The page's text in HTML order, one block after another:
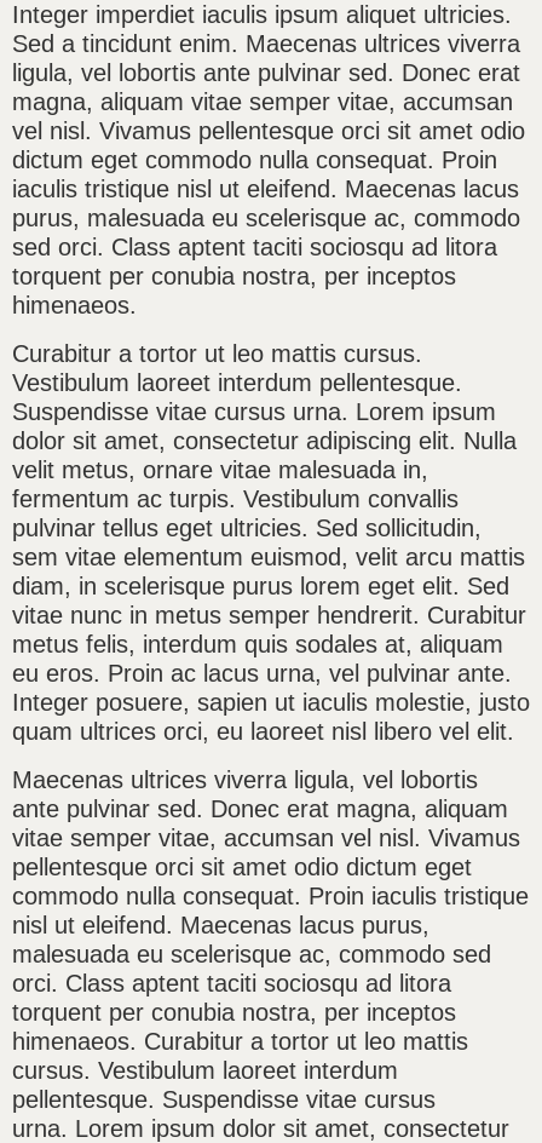
Integer imperdiet iaculis ipsum aliquet ultricies.
Sed a tincidunt enim. Maecenas ultrices viverra
ligula, vel lobortis ante pulvinar sed. Donec erat
magna, aliquam vitae semper vitae, accumsan
vel nisl. Vivamus pellentesque orci sit amet odio
dictum eget commodo nulla consequat. Proin
iaculis tristique nisl ut eleifend. Maecenas lacus
purus, malesuada eu scelerisque ac, commodo
sed orci. Class aptent taciti sociosqu ad litora
torquent per conubia nostra, per inceptos
himenaeos.
Curabitur a tortor ut leo mattis cursus.
Vestibulum laoreet interdum pellentesque.
Suspendisse vitae cursus urna. Lorem ipsum
dolor sit amet, consectetur adipiscing elit. Nulla
velit metus, ornare vitae malesuada in,
fermentum ac turpis. Vestibulum convallis
pulvinar tellus eget ultricies. Sed sollicitudin,
sem vitae elementum euismod, velit arcu mattis
diam, in scelerisque purus lorem eget elit. Sed
vitae nunc in metus semper hendrerit. Curabitur
metus felis, interdum quis sodales at, aliquam
eu eros. Proin ac lacus urna, vel pulvinar ante.
Integer posuere, sapien ut iaculis molestie, justo
quam ultrices orci, eu laoreet nisl libero vel elit.
Maecenas ultrices viverra ligula, vel lobortis
ante pulvinar sed. Donec erat magna, aliquam
vitae semper vitae, accumsan vel nisl. Vivamus
pellentesque orci sit amet odio dictum eget
commodo nulla consequat. Proin iaculis tristique
nisl ut eleifend. Maecenas lacus purus,
malesuada eu scelerisque ac, commodo sed
orci. Class aptent taciti sociosqu ad litora
torquent per conubia nostra, per inceptos
himenaeos. Curabitur a tortor ut leo mattis
cursus. Vestibulum laoreet interdum
pellentesque. Suspendisse vitae cursus
urna. Lorem ipsum dolor sit amet, consectetur